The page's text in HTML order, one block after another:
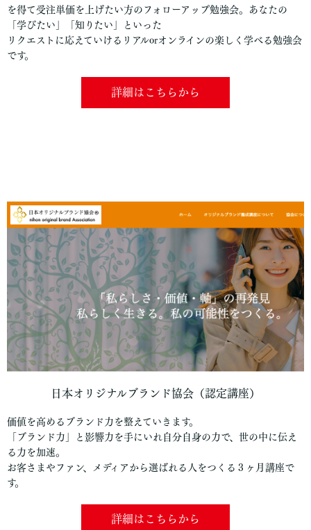
を得て受注単価を上げたい方のフォローアップ勉強会。あなたの
「学びたい」「知りたい」といった
リクエストに応えていけるリアルorオンラインの楽しく学べる勉強会
です。
詳細はこちらから
日本オリジナルブランド協会（認定講座）
価値を高めるブランド力を整えていきます。
「ブランド力」と影響力を手にいれ自分自身の力で、世の中に伝え
る力を加速。
お客さまやファン、メディアから選ばれる人をつくる３ヶ月講座で
す。
詳細はこちらから